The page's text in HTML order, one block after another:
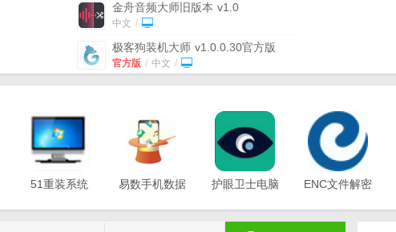
金舟音频大师旧版本 v1.0
中文 /
极客狗装机大师 v1.0.0.30官方版
官方版 / 中文 /
Win10极客卸载 v1.0
极客狗装机大师最新版 v1.0.0.60
中文 /
哇嘎vagaa旧版本
(vagaa哇嘎老版本)
v2.6.3.3 无限制版
中文 /
Icloud旧版本 (云端服务) v3.0.2.163
51重装系统
易数手机数据
护眼卫士电脑
ENC文件解密